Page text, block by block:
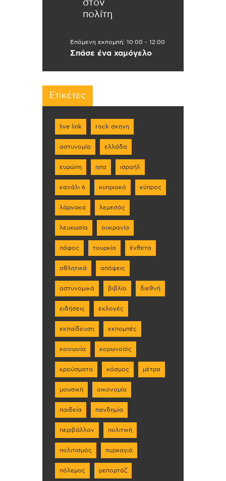
στον
πολίτη
Επόμενη εκπομπή: 10:00 - 12:00
Σπάσε ένα χαμόγελο
Ετικέτες
live link rock σκηνη
αστυνομία ελλάδα
ευρώπη ηπα ισραήλ
κανάλι 6 κυπριακό κύπρος
λάρνακα λεμεσός
λευκωσία ουκρανία
πάφος τουρκία ένθετα
αθλητικά απόψεις
αστυνομικά βιβλίο διεθνή
ειδήσεις εκλογές
εκπαίδευση εκπομπές
κοινωνία κορωνοϊός
κρούσματα κόσμος μέτρα
μουσική οικονομία
παιδεία πανδημία
περιβάλλον πολιτική
πολιτισμός πυρκαγιά
πόλεμος ρεπορτάζ